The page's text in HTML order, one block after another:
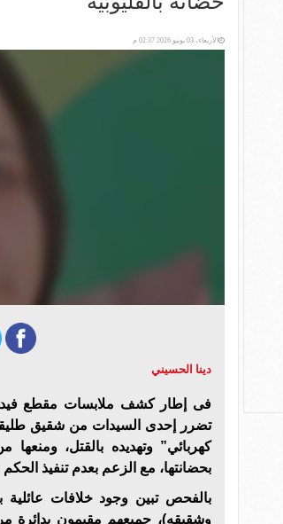
الأربعاء، 03 يونيو 2026 02:37 م
دينا الحسيني
فى إطار كشف ملابسات مقطع فيديو
تضرر إحدى السيدات من شقيق
كهربائي” وتهديده بالقتل،
بحضانتها، مع الزعم بعدم تنفيذ
بالفحص تبين وجود خلافات
وشقيقه)، جميعهم مقيمون بدائرة